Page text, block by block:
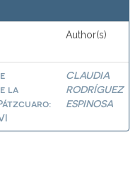
Author(s)
la
CLAUDIA
RODRÍGUEZ
ESPINOSA